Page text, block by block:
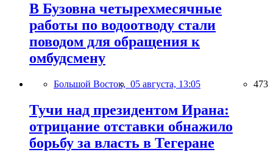
В Бузовна четырехмесячные
работы по водоотводу стали
поводом для обращения к
омбудсмену
Большой Восток, 05 августа, 13:05 473
Тучи над президентом Ирана:
отрицание отставки обнажило
борьбу за власть в Тегеране